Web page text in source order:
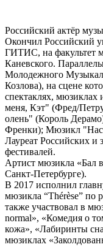
Российский актёр
Окончил Российский
ГИТИС, на факультет
Каневского.
Молодежного
Козлова), на сцене
спектаклях,
меня, Кэт" (Фред/
олень" (Король
Френки); Мюзикл
Лауреат Российских
фестивалей.
Артист мюзикла «Бал
Санкт-Петербурге).
В 2017 исполнил
мюзикла “Thérèse” по
также участвовал в
normal», «Комедия о
кожа», «Лабиринты
мюзиклах